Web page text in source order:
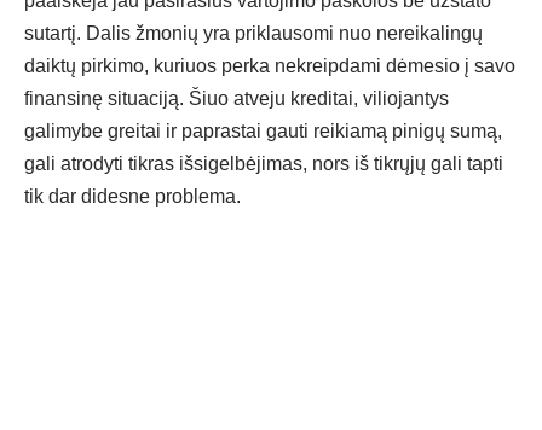
sutartį. Dalis žmonių yra priklausomi nuo nereikalingų
daiktų pirkimo, kuriuos perka nekreipdami dėmesio į savo
finansinę situaciją. Šiuo atveju kreditai, viliojantys
galimybe greitai ir paprastai gauti reikiamą pinigų sumą,
gali atrodyti tikras išsigelbėjimas, nors iš tikrųjų gali tapti
tik dar didesne problema.